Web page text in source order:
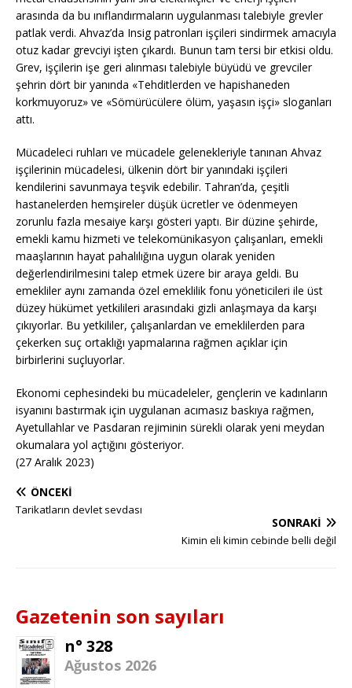
arasında da bu ınıflandırmaların uygulanması talebiyle grevler
patlak verdi. Ahvaz’da Insig patronları işçileri sindirmek amacıyla
otuz kadar grevciyi işten çıkardı. Bunun tam tersi bir etkisi oldu.
Grev, işçilerin işe geri alınması talebiyle büyüdü ve grevciler
şehrin dört bir yanında «Tehditlerden ve hapishaneden
korkmuyoruz» ve «Sömürücülere ölüm, yaşasın işçi» sloganları
attı.
Mücadeleci ruhları ve mücadele gelenekleriyle tanınan Ahvaz
işçilerinin mücadelesi, ülkenin dört bir yanındaki işçileri
kendilerini savunmaya teşvik edebilir. Tahran’da, çeşitli
hastanelerden hemşireler düşük ücretler ve ödenmeyen
zorunlu fazla mesaiye karşı gösteri yaptı. Bir düzine şehirde,
emekli kamu hizmeti ve telekomünikasyon çalışanları, emekli
maaşlarının hayat pahalılığına uygun olarak yeniden
değerlendirilmesini talep etmek üzere bir araya geldi. Bu
emekliler aynı zamanda özel emeklilik fonu yöneticileri ile üst
düzey hükümet yetkilileri arasındaki gizli anlaşmaya da karşı
çıkıyorlar. Bu yetkililer, çalışanlardan ve emeklilerden para
çekerken suç ortaklığı yapmalarına rağmen açıklar için
birbirlerini suçluyorlar.
Ekonomi cephesindeki bu mücadeleler, gençlerin ve kadınların
isyanını bastırmak için uygulanan acımasız baskıya rağmen,
Ayetullahlar ve Pasdaran rejiminin sürekli olarak yeni meydan
okumalara yol açtığını gösteriyor.
(27 Aralık 2023)
ÖNCEKI
Tarikatların devlet sevdası
SONRAKI
Kimin eli kimin cebinde belli değil
Gazetenin son sayıları
n° 328
Ağustos 2026